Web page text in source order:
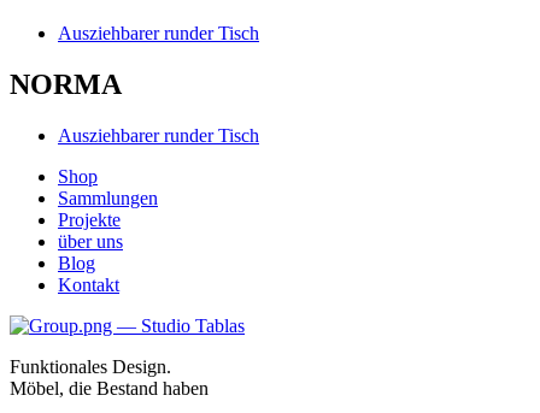
Ausziehbarer runder Tisch
NORMA
Ausziehbarer runder Tisch
Shop
Sammlungen
Projekte
über uns
Blog
Kontakt
Funktionales Design.
Möbel, die Bestand haben